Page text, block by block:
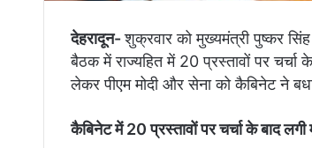
देहरादून-शुक्रवार को मुख्यमंत्री पुष्कर
बैठक में राज्यहित में 20 प्रस्तावों पर
लेकर पीएम मोदी और सेना को कैबिनेट ने
कैबिनेट में 20 प्रस्तावों पर चर्चा के बाद